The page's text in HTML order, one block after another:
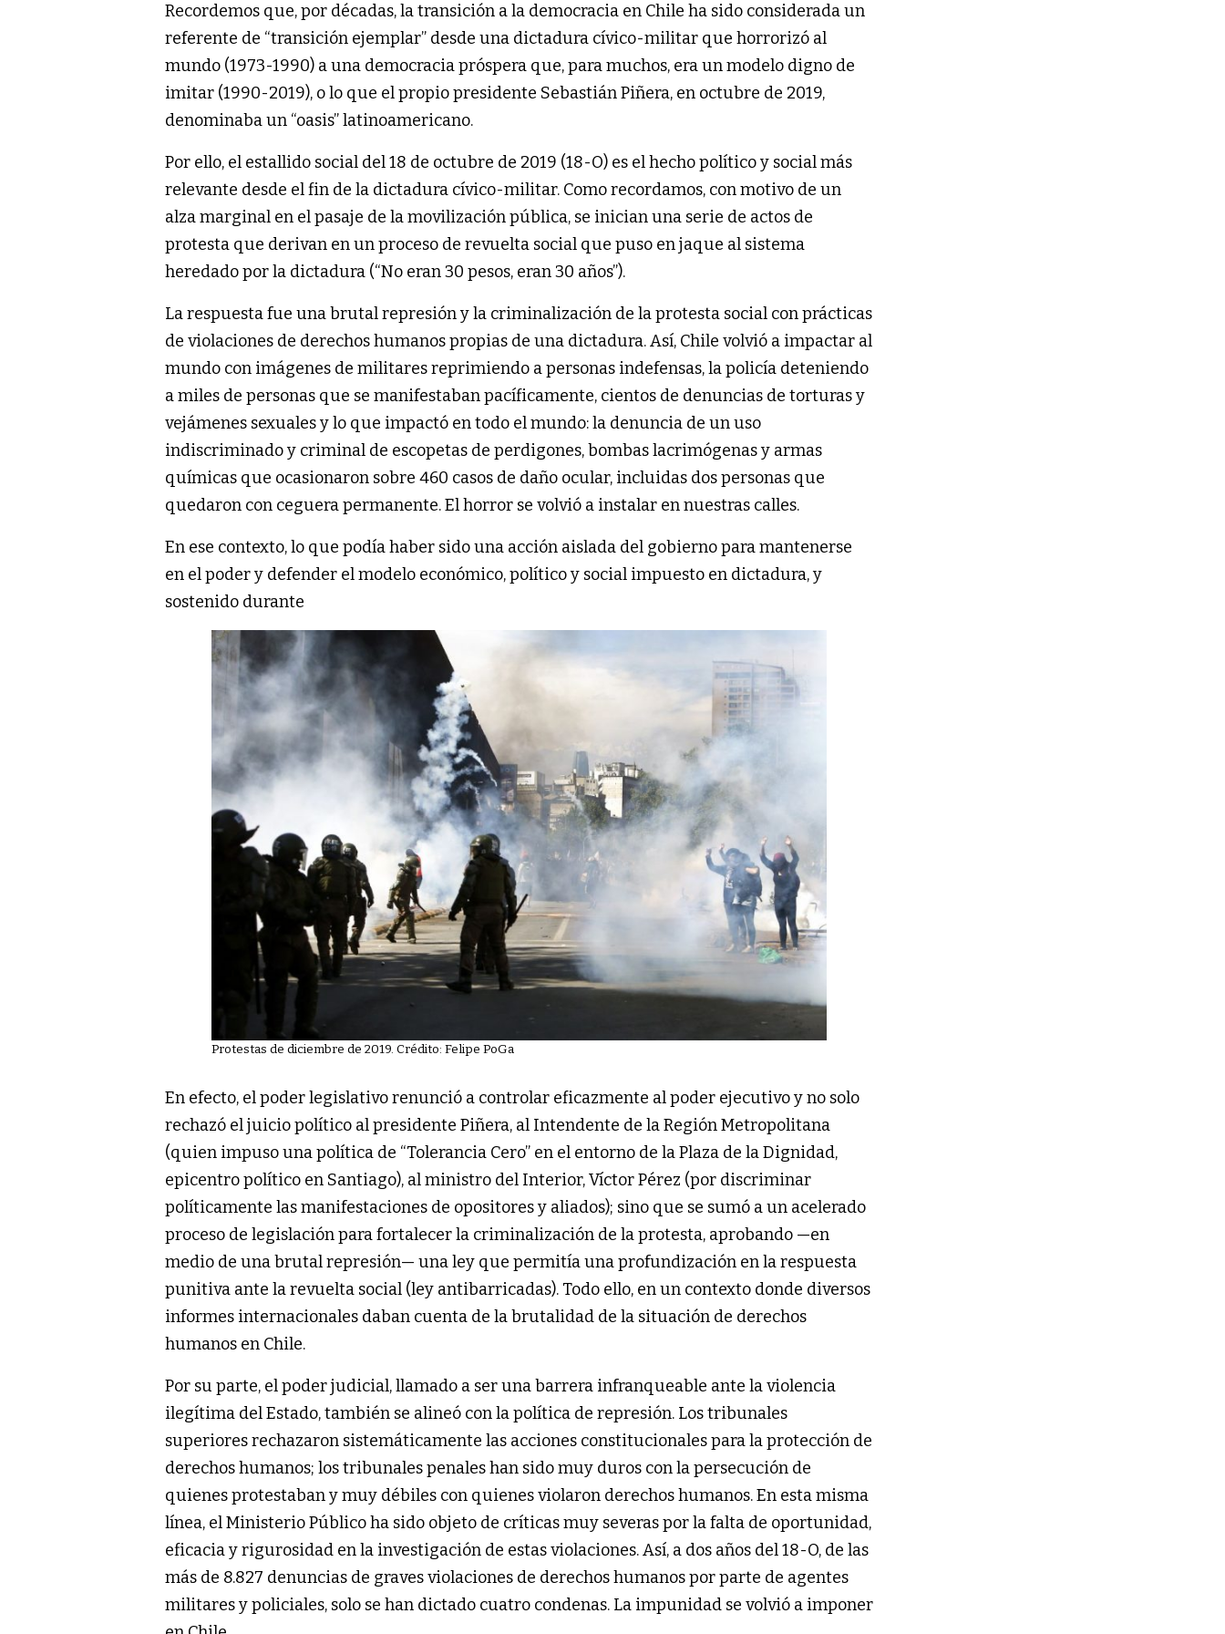
Recordemos que, por décadas, la transición a la democracia en Chile ha sido considerada un
referente de “transición ejemplar” desde una dictadura cívico-militar que horrorizó al
mundo (1973-1990) a una democracia próspera que, para muchos, era un modelo digno de
imitar (1990-2019), o lo que el propio presidente Sebastián Piñera, en octubre de 2019,
denominaba un “oasis” latinoamericano.
Por ello, el estallido social del 18 de octubre de 2019 (18-O) es el hecho político y social más
relevante desde el fin de la dictadura cívico-militar. Como recordamos, con motivo de un
alza marginal en el pasaje de la movilización pública, se inician una serie de actos de
protesta que derivan en un proceso de revuelta social que puso en jaque al sistema
heredado por la dictadura (“No eran 30 pesos, eran 30 años”).
La respuesta fue una brutal represión y la criminalización de la protesta social con prácticas
de violaciones de derechos humanos propias de una dictadura. Así, Chile volvió a impactar al
mundo con imágenes de militares reprimiendo a personas indefensas, la policía deteniendo
a miles de personas que se manifestaban pacíficamente, cientos de denuncias de torturas y
vejámenes sexuales y lo que impactó en todo el mundo: la denuncia de un uso
indiscriminado y criminal de escopetas de perdigones, bombas lacrimógenas y armas
químicas que ocasionaron sobre 460 casos de daño ocular, incluidas dos personas que
quedaron con ceguera permanente. El horror se volvió a instalar en nuestras calles.
En ese contexto, lo que podía haber sido una acción aislada del gobierno para mantenerse
en el poder y defender el modelo económico, político y social impuesto en dictadura, y
sostenido durante
Protestas de diciembre de 2019. Crédito: Felipe PoGa
En efecto, el poder legislativo renunció a controlar eficazmente al poder ejecutivo y no solo
rechazó el juicio político al presidente Piñera, al Intendente de la Región Metropolitana
(quien impuso una política de “Tolerancia Cero” en el entorno de la Plaza de la Dignidad,
epicentro político en Santiago), al ministro del Interior, Víctor Pérez (por discriminar
políticamente las manifestaciones de opositores y aliados); sino que se sumó a un acelerado
proceso de legislación para fortalecer la criminalización de la protesta, aprobando —en
medio de una brutal represión— una ley que permitía una profundización en la respuesta
punitiva ante la revuelta social (ley antibarricadas). Todo ello, en un contexto donde diversos
informes internacionales daban cuenta de la brutalidad de la situación de derechos
humanos en Chile.
Por su parte, el poder judicial, llamado a ser una barrera infranqueable ante la violencia
ilegítima del Estado, también se alineó con la política de represión. Los tribunales
superiores rechazaron sistemáticamente las acciones constitucionales para la protección de
derechos humanos; los tribunales penales han sido muy duros con la persecución de
quienes protestaban y muy débiles con quienes violaron derechos humanos. En esta misma
línea, el Ministerio Público ha sido objeto de críticas muy severas por la falta de oportunidad,
eficacia y rigurosidad en la investigación de estas violaciones. Así, a dos años del 18-O, de las
más de 8.827 denuncias de graves violaciones de derechos humanos por parte de agentes
militares y policiales, solo se han dictado cuatro condenas. La impunidad se volvió a imponer